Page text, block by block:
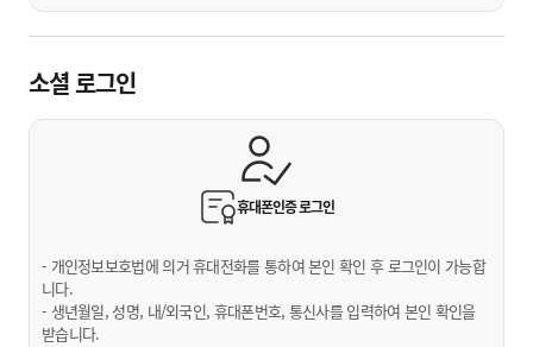
소셜 로그인
휴대폰인증로그인
- 개인정보보호법에 의거 휴대전화를 통하여 본인 확인 후 로그인이 가능합
니다.
- 생년월일, 성명, 내/외국인, 휴대폰번호, 통신사를 입력하여 본인 확인을
받습니다.